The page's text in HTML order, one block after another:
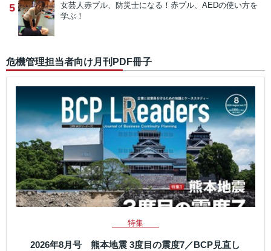
5 女芸人赤プル、防災士になる！ 赤プル、AEDの使い方を
学ぶ！
危機管理担当者向け月刊PDF冊子
特集
2026年8月号 熊本地震 3度目の震度7／BCP見直し